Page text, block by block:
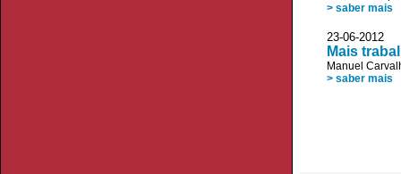
> saber mais
23-06-2012
Mais
Manuel
> saber mais